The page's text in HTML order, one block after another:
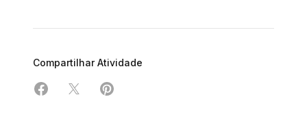
Compartilhar Atividade
Compartilhar em Facebook
Compartilhar em X
Compartilhar em Pinterest